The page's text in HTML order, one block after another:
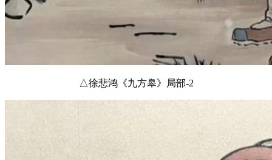
△徐悲鸿《九方皋》局部-2